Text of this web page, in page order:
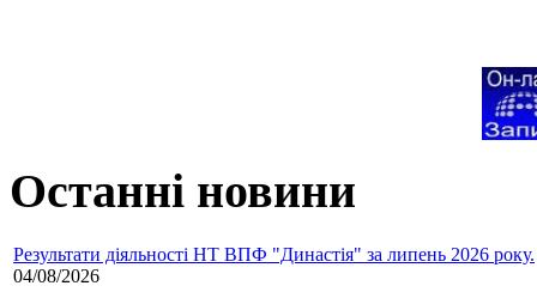
Останні новини
Результати діяльності НТ ВПФ "Династія" за липень 2026 року.
04/08/2026